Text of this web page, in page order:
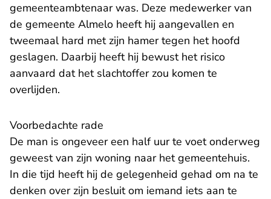
gemeenteambtenaar was. Deze medewerker van
de gemeente Almelo heeft hij aangevallen en
tweemaal hard met zijn hamer tegen het hoofd
geslagen. Daarbij heeft hij bewust het risico
aanvaard dat het slachtoffer zou komen te
overlijden.
Voorbedachte rade
De man is ongeveer een half uur te voet onderweg
geweest van zijn woning naar het gemeentehuis.
In die tijd heeft hij de gelegenheid gehad om na te
denken over zijn besluit om iemand iets aan te